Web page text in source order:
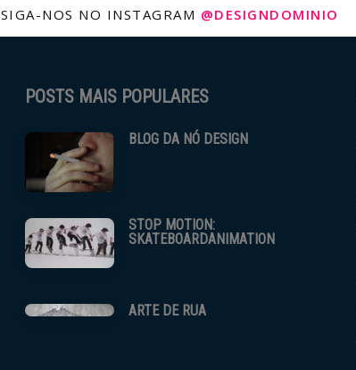
SIGA-NOS NO INSTAGRAM @DESIGNDOMINIO
POSTS MAIS POPULARES
BLOG DA NÓ DESIGN
STOP MOTION:
SKATEBOARDANIMATION
ARTE DE RUA